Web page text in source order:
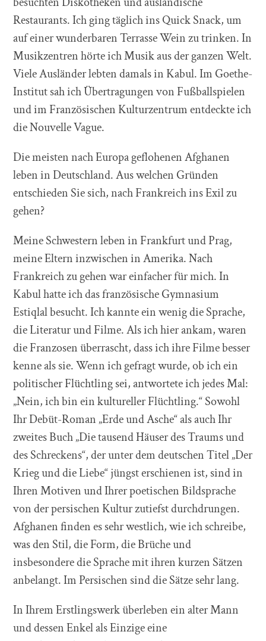
Restaurants. Ich ging täglich ins Quick Snack, um
auf einer wunderbaren Terrasse Wein zu trinken. In
Musikzentren hörte ich Musik aus der ganzen Welt.
Viele Ausländer lebten damals in Kabul. Im Goethe-
Institut sah ich Übertragungen von Fußballspielen
und im Französischen Kulturzentrum entdeckte ich
die Nouvelle Vague.
Die meisten nach Europa geflohenen Afghanen
leben in Deutschland. Aus welchen Gründen
entschieden Sie sich, nach Frankreich ins Exil zu
gehen?
Meine Schwestern leben in Frankfurt und Prag,
meine Eltern inzwischen in Amerika. Nach
Frankreich zu gehen war einfacher für mich. In
Kabul hatte ich das französische Gymnasium
Estiqlal besucht. Ich kannte ein wenig die Sprache,
die Literatur und Filme. Als ich hier ankam, waren
die Franzosen überrascht, dass ich ihre Filme besser
kenne als sie. Wenn ich gefragt wurde, ob ich ein
politischer Flüchtling sei, antwortete ich jedes Mal:
„Nein, ich bin ein kultureller Flüchtling.“ Sowohl
Ihr Debüt-Roman „Erde und Asche“ als auch Ihr
zweites Buch „Die tausend Häuser des Traums und
des Schreckens“, der unter dem deutschen Titel „Der
Krieg und die Liebe“ jüngst erschienen ist, sind in
Ihren Motiven und Ihrer poetischen Bildsprache
von der persischen Kultur zutiefst durchdrungen.
Afghanen finden es sehr westlich, wie ich schreibe,
was den Stil, die Form, die Brüche und
insbesondere die Sprache mit ihren kurzen Sätzen
anbelangt. Im Persischen sind die Sätze sehr lang.
In Ihrem Erstlingswerk überleben ein alter Mann
und dessen Enkel als Einzige eine